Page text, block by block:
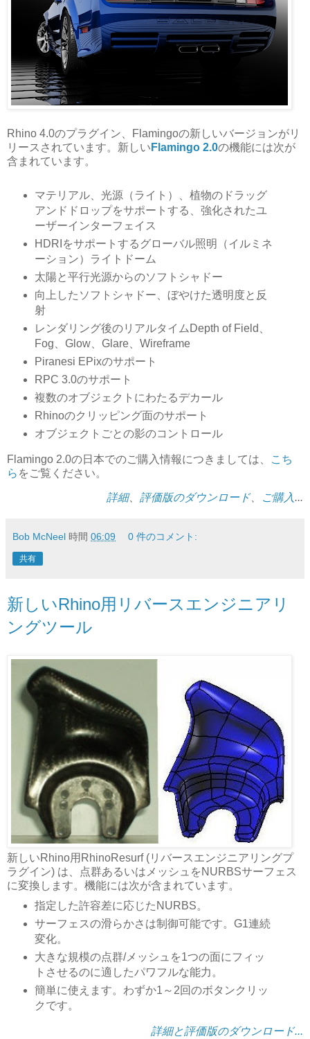
Rhino 4.0のプラグイン、Flamingoの新しいバージョンがリ
リースされています。新しい Flamingo 2.0の機能には次が
含まれています。
マテリアル、光源（ライト）、植物のドラッグ
アンドドロップをサポートする、強化されたユ
ーザーインターフェイス
HDRIをサポートするグローバル照明（イルミネ
ーション）ライトドーム
太陽と平行光源からのソフトシャドー
向上したソフトシャドー、ぼやけた透明度と反
射
レンダリング後のリアルタイムDepth of Field、
Fog、Glow、Glare、Wireframe
Piranesi EPixのサポート
RPC 3.0のサポート
複数のオブジェクトにわたるデカール
Rhinoのクリッピング面のサポート
オブジェクトごとの影のコントロール
Flamingo 2.0の日本でのご購入情報につきましては、
こち
ら をご覧ください。
詳細、 評価版のダウンロード、 ご購入...
Bob McNeel 時間 06:09 0 件のコメント:
共有
新しいRhino用リバースエンジニアリ
ングツール
新しいRhino用RhinoResurf (リバースエンジニアリングプ
ラグイン) は、点群あるいはメッシュをNURBSサーフェス
に変換します。機能には次が含まれています。
指定した許容差に応じたNURBS。
サーフェスの滑らかさは制御可能です。G1連続
変化。
大きな規模の点群/メッシュを1つの面にフィッ
トさせるのに適したパワフルな能力。
簡単に使えます。わずか1～2回のボタンクリッ
クです。
詳細と評価版のダウンロード...